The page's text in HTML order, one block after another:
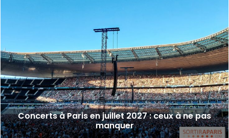
Concerts à Paris en juillet 2027 : ceux à ne pas
manquer